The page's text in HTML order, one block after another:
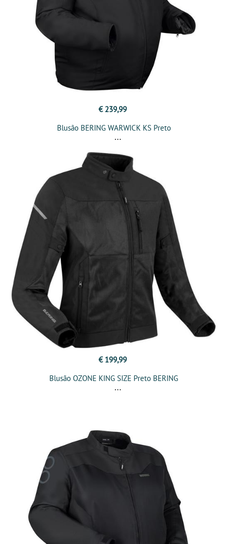
€ 239,99
Blusão BERING WARWICK KS Preto
€ 199,99
Blusão OZONE KING SIZE Preto BERING